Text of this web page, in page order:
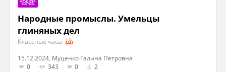
Народные промыслы. Умельцы
глиняных дел
Классные часы
15.12.2024, Муценко Галина Петровна
0
343 0 2